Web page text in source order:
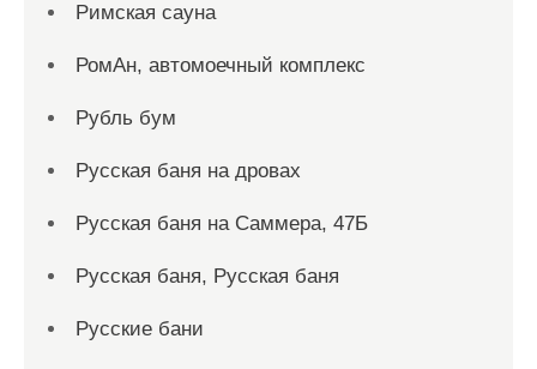
Римская сауна
РомАн, автомоечный комплекс
Рубль бум
Русская баня на дровах
Русская баня на Саммера, 47Б
Русская баня, Русская баня
Русские бани